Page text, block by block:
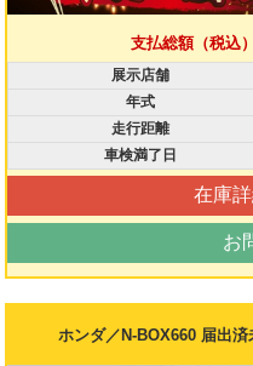
支払総額（税込）
展示店舗
年式
走行距離
車検満了日
在庫
お
ホンダ／N-BOX660 届出